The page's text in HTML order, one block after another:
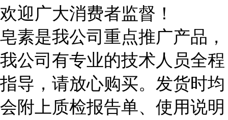
欢迎广大消费者监督！
皂素是我公司重点推广产品，
我公司有专业的技术人员全程
指导，请放心购买。发货时均
会附上质检报告单、使用说明